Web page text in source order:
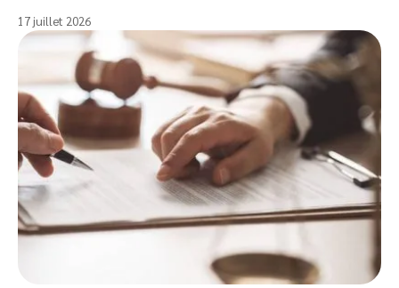
17 juillet 2026